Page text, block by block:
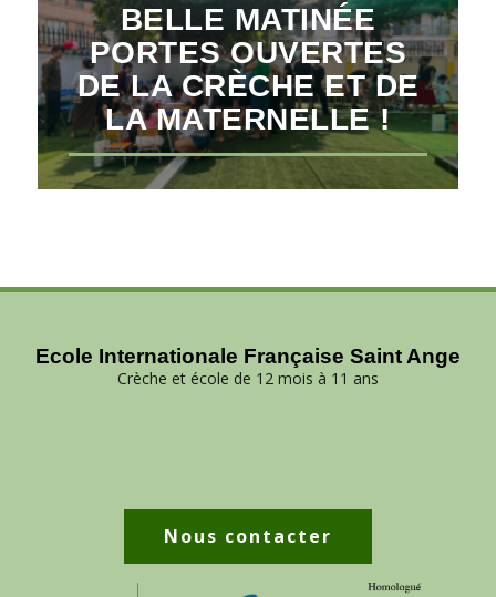
BELLE MATINÉE
PORTES OUVERTES
DE LA CRÈCHE ET DE
LA MATERNELLE !
Ecole Internationale Française Saint Ange
Crèche et école de 12 mois à 11 ans
Nous contacter